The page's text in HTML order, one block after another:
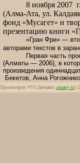
8 ноября 2007
(Алма-Ата, ул.
фонд «Мусагет» и
презентацию книги
«Гран Фри» ―
авторами текстов в
Первая часть
(Алматы — 2006), в
произведения
Бекетов, Анна
Просмотров: 973 | Добавил: almaty-lit|